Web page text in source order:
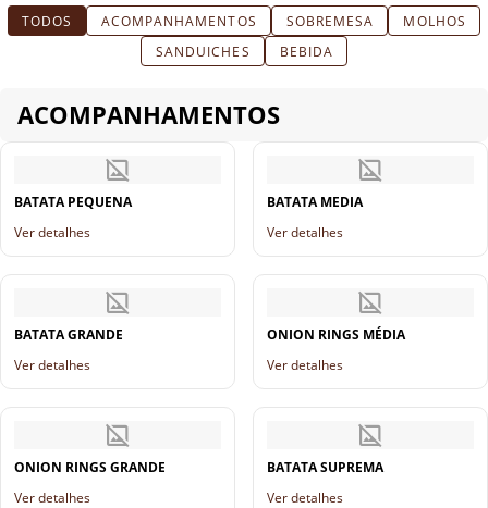
TODOS ACOMPANHAMENTOS SOBREMESA
MOLHOS
SANDUICHES
BEBIDA
ACOMPANHAMENTOS
BATATA PEQUENA
Ver detalhes
BATATA MEDIA
Ver detalhes
BATATA GRANDE
Ver detalhes
ONION RINGS MÉDIA
Ver detalhes
ONION RINGS GRANDE
Ver detalhes
BATATA SUPREMA
Ver detalhes